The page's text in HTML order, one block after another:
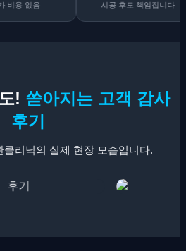
음 시공 후도 책임집니다
! 쏟아지는 고객 감사
후기
클리닉의 실제 현장 모습입니다.